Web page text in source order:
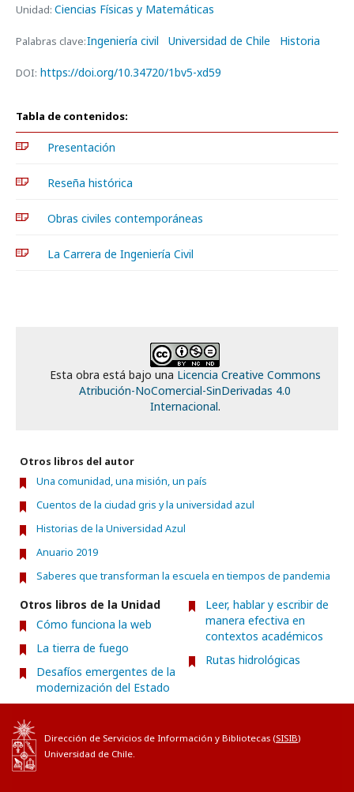
Unidad: Ciencias Físicas y Matemáticas
Palabras clave:Ingeniería civil Universidad de Chile Historia
DOI: https://doi.org/10.34720/1bv5-xd59
Tabla de contenidos:
Presentación
Reseña histórica
Obras civiles contemporáneas
La Carrera de Ingeniería Civil
Esta obra está bajo una Licencia Creative Commons
Atribución-NoComercial-SinDerivadas 4.0
Internacional.
Otros libros del autor
Una comunidad, una misión, un país
Cuentos de la ciudad gris y la universidad azul
Historias de la Universidad Azul
Anuario 2019
Saberes que transforman la escuela en tiempos de pandemia
Otros libros de la Unidad
Cómo funciona la web
La tierra de fuego
Desafíos emergentes de la
modernización del Estado
Leer, hablar y escribir de
manera efectiva en
contextos académicos
Rutas hidrológicas
Dirección de Servicios de Información y Bibliotecas (SISIB)
Universidad de Chile.